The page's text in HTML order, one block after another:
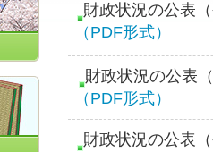
財政状況の公表
（PDF形式）
財政状況の公表
（PDF形式）
財政状況の公表